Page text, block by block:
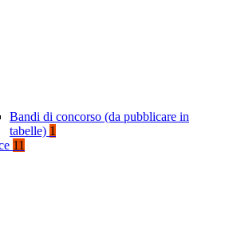
Bandi di concorso (da pubblicare in
tabelle) 1
11